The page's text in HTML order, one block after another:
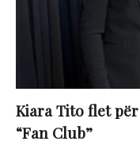
Kiara Tito flet
“Fan Club”